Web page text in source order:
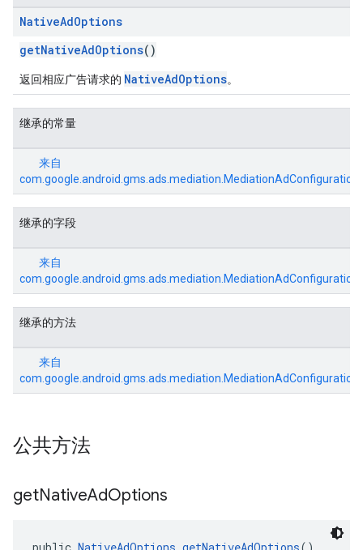
NativeAdOptions
getNativeAdOptions()
返回相应广告请求的 NativeAdOptions。
继承的常量
来自
com.google.android.gms.ads.mediation.MediationAdConfiguration
继承的字段
来自
com.google.android.gms.ads.mediation.MediationAdConfiguration
继承的方法
来自
com.google.android.gms.ads.mediation.MediationAdConfiguration
公共方法
getNativeAdOptions